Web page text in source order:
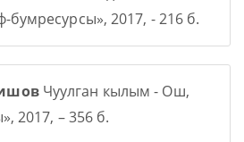
2017, - 216 б.
Чуулган кылым - Ош,
2017, – 356 б.